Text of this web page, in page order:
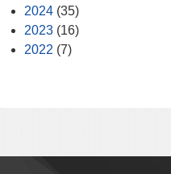
2024 (35)
2023 (16)
2022 (7)